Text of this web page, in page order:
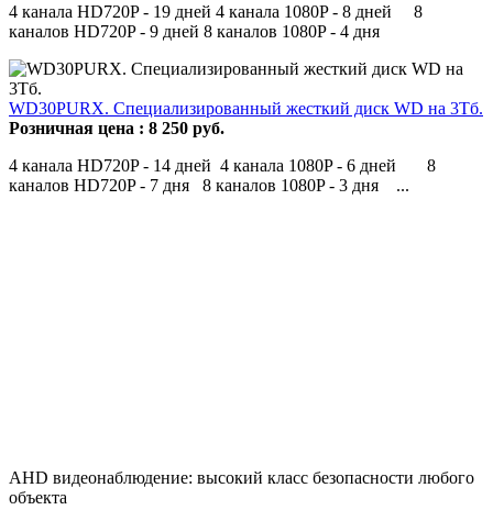
4 канала HD720P - 19 дней 4 канала 1080P - 8 дней 8
каналов HD720P - 9 дней 8 каналов 1080P - 4 дня
WD30PURX. Специализированный жесткий диск WD на 3Тб.
Розничная цена : 8 250 руб.
4 канала HD720P - 14 дней 4 канала 1080P - 6 дней 8
каналов HD720P - 7 дня 8 каналов 1080P - 3 дня ...
AHD видеонаблюдение: высокий класс безопасности любого
объекта